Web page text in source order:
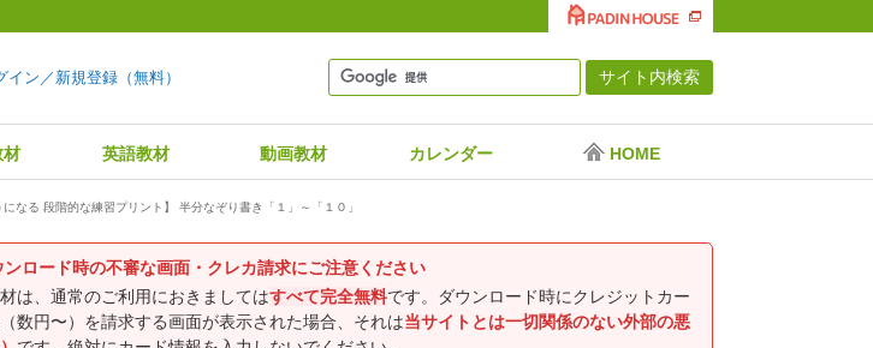
イン／新規登録（無料）
材 英語教材 動画教材 カレンダー HOME
なる 段階的な練習プリント】 半分なぞり書き「１」～「１０」
ンロード時の不審な画面・クレカ請求にご注意ください
は、通常のご利用におきましてはすべて完全無料です。ダウンロード時にクレジットカー
数円〜）を請求する画面が表示された場合、それは当サイトとは一切関係のない外部の悪